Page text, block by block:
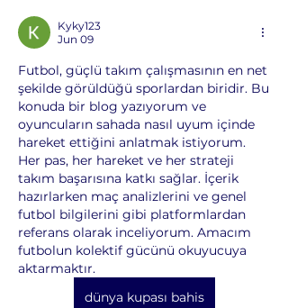
Kyky123
Jun 09
Futbol, güçlü takım çalışmasının en net
şekilde görüldüğü sporlardan biridir. Bu
konuda bir blog yazıyorum ve
oyuncuların sahada nasıl uyum içinde
hareket ettiğini anlatmak istiyorum.
Her pas, her hareket ve her strateji
takım başarısına katkı sağlar. İçerik
hazırlarken maç analizlerini ve genel
futbol bilgilerini gibi platformlardan
referans olarak inceliyorum. Amacım
futbolun kolektif gücünü okuyucuya
aktarmaktır.
dünya kupası bahis